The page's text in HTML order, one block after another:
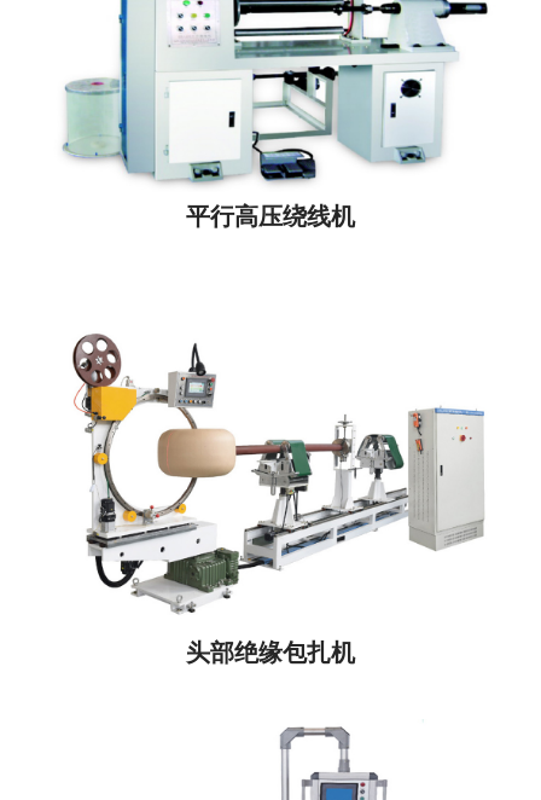
平行高压绕线机
头部绝缘包扎机